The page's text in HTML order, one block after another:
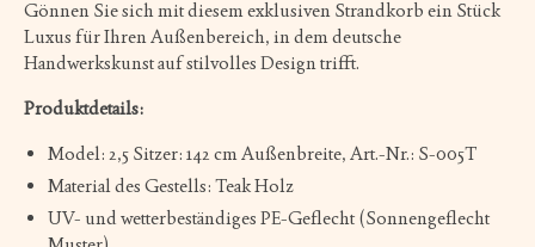
Gönnen Sie sich mit diesem exklusiven Strandkorb ein Stück
Luxus für Ihren Außenbereich, in dem deutsche
Handwerkskunst auf stilvolles Design trifft.
Produktdetails:
Model: 2,5 Sitzer: 142 cm Außenbreite, Art.-Nr.: S-005T
Material des Gestells: Teak Holz
UV- und wetterbeständiges PE-Geflecht (Sonnengeflecht